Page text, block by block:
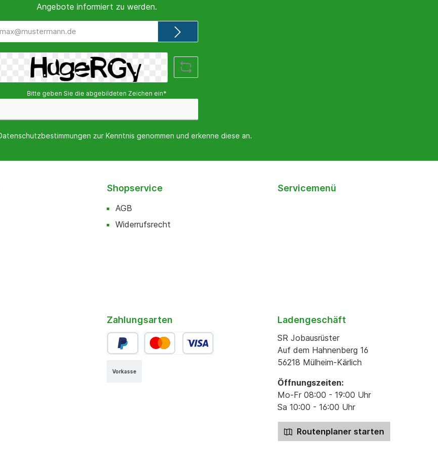
Angebote informiert zu werden.
Adresse*
Bitte geben Sie die abgebildeten Zeichen ein*
zur Kenntnis genommen und erkenne diese an.
Shopservice
AGB
Widerrufsrecht
Servicemenü
Zahlungsarten
Vorkasse
Ladengeschäft
SR Jobausrüster
Auf dem Hahnenberg 16
56218 Mülheim-Kärlich
Öffnungszeiten:
Mo-Fr 08:00 - 19:00 Uhr
Sa 10:00 - 16:00 Uhr
Routenplaner starten